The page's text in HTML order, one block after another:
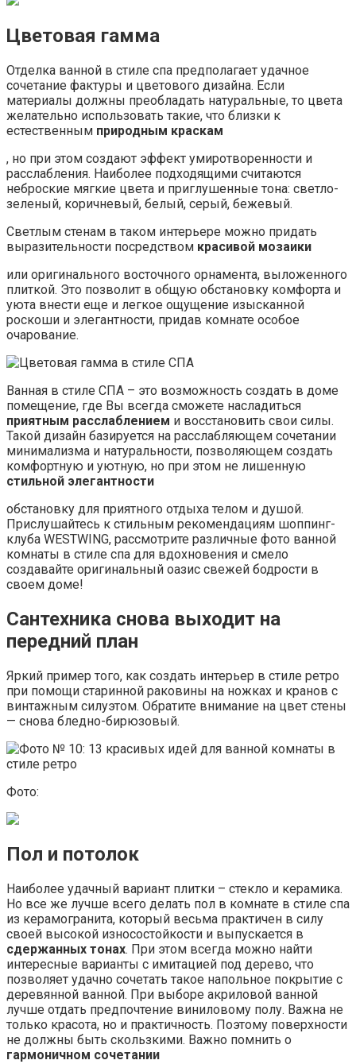
Цветовая гамма
Отделка ванной в стиле спа предполагает удачное
сочетание фактуры и цветового дизайна. Если
материалы должны преобладать натуральные, то цвета
желательно использовать такие, что близки к
естественным природным краскам
, но при этом создают эффект умиротворенности и
расслабления. Наиболее подходящими считаются
неброские мягкие цвета и приглушенные тона: светло-
зеленый, коричневый, белый, серый, бежевый.
Светлым стенам в таком интерьере можно придать
выразительности посредством красивой мозаики
или оригинального восточного орнамента, выложенного
плиткой. Это позволит в общую обстановку комфорта и
уюта внести еще и легкое ощущение изысканной
роскоши и элегантности, придав комнате особое
очарование.
Ванная в стиле СПА – это возможность создать в доме
помещение, где Вы всегда сможете насладиться
приятным расслаблением и восстановить свои силы.
Такой дизайн базируется на расслабляющем сочетании
минимализма и натуральности, позволяющем создать
комфортную и уютную, но при этом не лишенную
стильной элегантности
обстановку для приятного отдыха телом и душой.
Прислушайтесь к стильным рекомендациям шоппинг-
клуба WESTWING, рассмотрите различные фото ванной
комнаты в стиле спа для вдохновения и смело
создавайте оригинальный оазис свежей бодрости в
своем доме!
Сантехника снова выходит на
передний план
Яркий пример того, как создать интерьер в стиле ретро
при помощи старинной раковины на ножках и кранов с
винтажным силуэтом. Обратите внимание на цвет стены
— снова бледно-бирюзовый.
Фото:
Пол и потолок
Наиболее удачный вариант плитки – стекло и керамика.
Но все же лучше всего делать пол в комнате в стиле спа
из керамогранита, который весьма практичен в силу
своей высокой износостойкости и выпускается в
сдержанных тонах. При этом всегда можно найти
интересные варианты с имитацией под дерево, что
позволяет удачно сочетать такое напольное покрытие с
деревянной ванной. При выборе акриловой ванной
лучше отдать предпочтение виниловому полу. Важна не
только красота, но и практичность. Поэтому поверхности
не должны быть скользкими. Важно помнить о
гармоничном сочетании